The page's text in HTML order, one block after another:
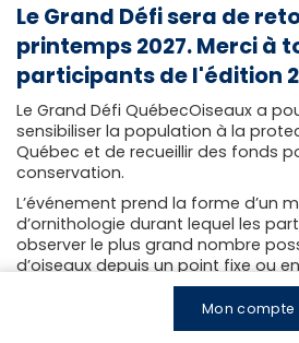
Mon compte
Le Grand Défi sera de
printemps 2027. Merci à
participants de l'édition
Le Grand Défi QuébecOiseaux a
sensibiliser la population à la
Québec et de recueillir des fonds
conservation.
L’événement prend la forme d’un
d’ornithologie durant lequel les
observer le plus grand nombre
d’oiseaux depuis un point fixe ou
durant n’importe quel jour du mois
Il n’est pas nécessaire d’être un
Grand Défi. Avec des jumelles et